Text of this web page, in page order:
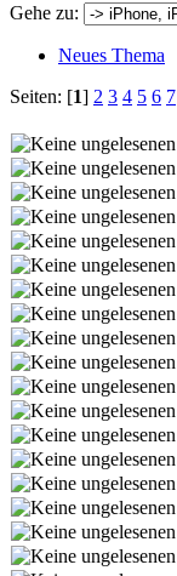
Gehe zu:
Neues Thema
Seiten: [1] 2 3 4 5 6 7